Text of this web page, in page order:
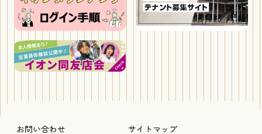
お問い合わせ
サイトマップ